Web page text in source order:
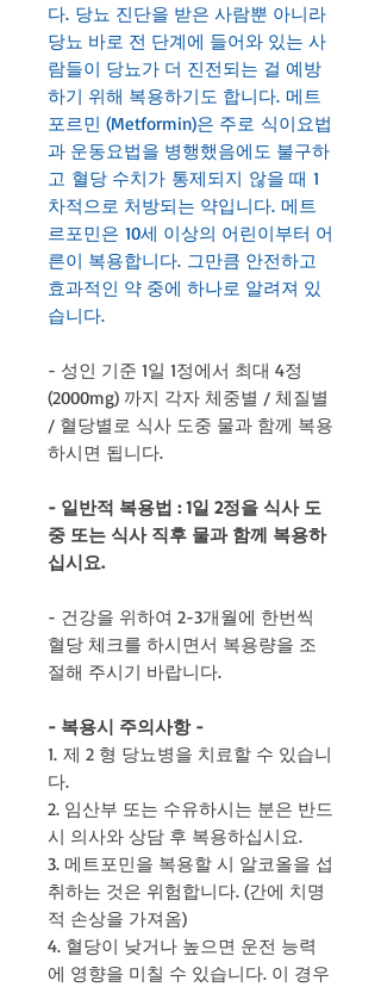
다. 당뇨 진단을 받은 사람뿐 아니라
당뇨 바로 전 단계에 들어와 있는 사
람들이 당뇨가 더 진전되는 걸 예방
하기 위해 복용하기도 합니다. 메트
포르민 (Metformin)은 주로 식이요법
과 운동요법을 병행했음에도 불구하
고 혈당 수치가 통제되지 않을 때 1
차적으로 처방되는 약입니다. 메트
르포민은 10세 이상의 어린이부터 어
른이 복용합니다. 그만큼 안전하고
효과적인 약 중에 하나로 알려져 있
습니다.
- 성인 기준 1일 1정에서 최대 4정
(2000mg) 까지 각자 체중별 / 체질별
/ 혈당별로 식사 도중 물과 함께 복용
하시면 됩니다.
- 일반적 복용법 : 1일 2정을 식사 도
중 또는 식사 직후 물과 함께 복용하
십시요.
- 건강을 위하여 2-3개월에 한번씩
혈당 체크를 하시면서 복용량을 조
절해 주시기 바랍니다.
- 복용시 주의사항 -
1. 제 2 형 당뇨병을 치료할 수 있습니
다.
2. 임산부 또는 수유하시는 분은 반드
시 의사와 상담 후 복용하십시요.
3. 메트포민을 복용할 시 알코올을 섭
취하는 것은 위험합니다. (간에 치명
적 손상을 가져옴)
4. 혈당이 낮거나 높으면 운전 능력
에 영향을 미칠 수 있습니다. 이 경우